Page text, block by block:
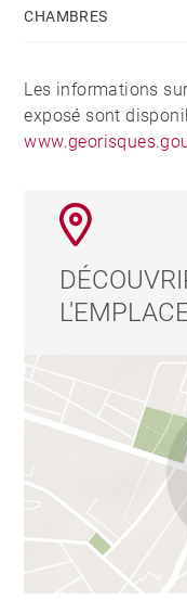
CHAMBRES
Les informations
exposé sont